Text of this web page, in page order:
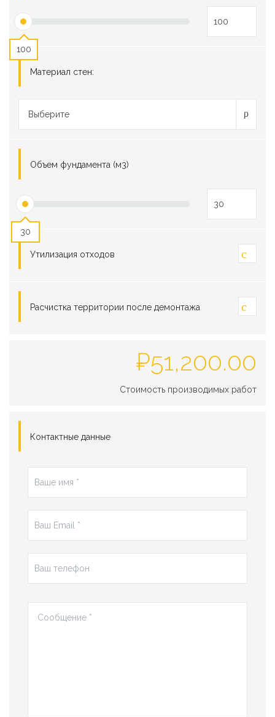
100
Материал стен:
Выберите
Объем фундамента (м3)
30
Утилизация отходов
Расчистка территории после демонтажа
₽51,200.00
Стоимость производимых работ
Контактные данные